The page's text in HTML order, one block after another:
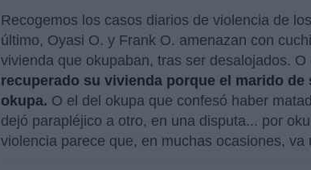
Recogemos los casos diarios de violencia de
último, Oyasi O. y Frank O. amenazan con
vivienda que okupaban, tras ser desalojados. O
recuperado su vivienda porque el marido de
okupa. O el del okupa que confesó haber
dejó parapléjico a otro, en una disputa... por
violencia parece que, en muchas ocasiones, va